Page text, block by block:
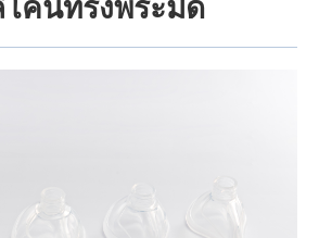
คนทรงพีระมิด